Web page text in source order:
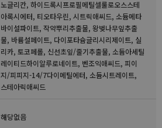
노글리칸, 하이드록시프로필메틸셀룰로오스스테
아록시에터, 티오타우린, 시트릭애씨드, 소듐메타
바이설파이트, 작약뿌리추출물, 왕벚나무잎추출
물, 바륨설페이트, 다이포타슘글리시리제이트, 실
리카, 토코페롤, 신선초잎/줄기추출물, 소듐아세틸
레이티드하이알루로네이트, 벤조익애씨드, 피이
지/피피지-14/7다이메틸에터, 소듐시트레이트,
스테아릭애씨드
해당없음